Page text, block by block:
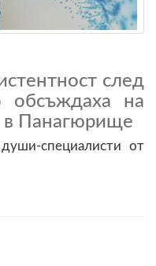
след
обсъждаха на
в Панагюрище
специалисти от